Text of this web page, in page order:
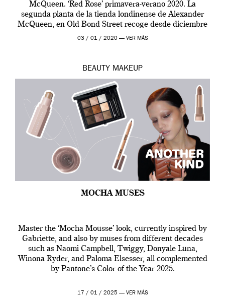
McQueen. ‘Red Rose’ primavera-verano 2020. La
segunda planta de la tienda londinense de Alexander
McQueen, en Old Bond Street recoge desde diciembre
de 2019 hasta final de abril […]
03 / 01 / 2020 — VER MÁS
BEAUTY MAKEUP
MOCHA MUSES
Master the ‘Mocha Mousse’ look, currently inspired by
Gabriette, and also by muses from different decades
such as Naomi Campbell, Twiggy, Donyale Luna,
Winona Ryder, and Paloma Elsesser, all complemented
by Pantone’s Color of the Year 2025.
17 / 01 / 2025 — VER MÁS